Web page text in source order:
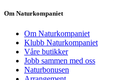
Om Naturkompaniet
Om Naturkompaniet
Klubb Naturkompaniet
Våre butikker
Jobb sammen med oss
Naturbonusen